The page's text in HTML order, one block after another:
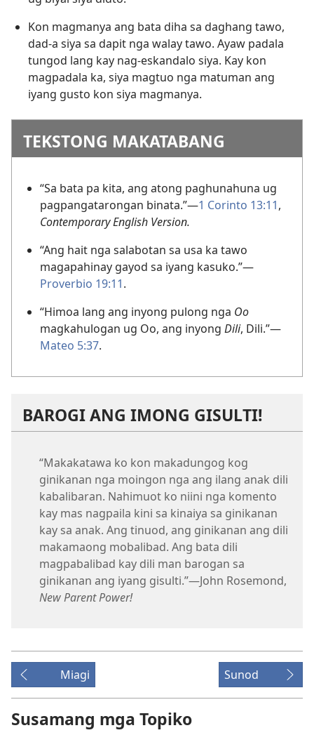
Kon magmanya ang bata diha sa daghang tawo,
dad-a siya sa dapit nga walay tawo. Ayaw padala
tungod lang kay nag-eskandalo siya. Kay kon
magpadala ka, siya magtuo nga matuman ang
iyang gusto kon siya magmanya.
TEKSTONG MAKATABANG
“Sa bata pa kita, ang atong paghunahuna ug
pagpangatarongan binata.”—1 Corinto 13:11,
Contemporary English Version.
“Ang hait nga salabotan sa usa ka tawo
magapahinay gayod sa iyang kasuko.”—
Proverbio 19:11.
“Himoa lang ang inyong pulong nga Oo
magkahulogan ug Oo, ang inyong Dili, Dili.”—
Mateo 5:37.
BAROGI ANG IMONG GISULTI!
“Makakatawa ko kon makadungog kog
ginikanan nga moingon nga ang ilang anak dili
kabalibaran. Nahimuot ko niini nga komento
kay mas nagpaila kini sa kinaiya sa ginikanan
kay sa anak. Ang tinuod, ang ginikanan ang dili
makamaong mobalibad. Ang bata dili
magpabalibad kay dili man barogan sa
ginikanan ang iyang gisulti.”—John Rosemond,
New Parent Power!
Miagi Sunod
Susamang mga Topiko